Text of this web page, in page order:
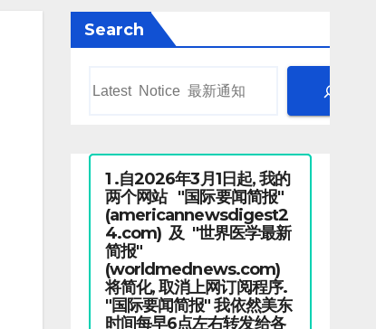
Search
1 .自2026年3月1日起, 我的
两个网站 "国际要闻简报"
(americannewsdigest2
4.com) 及 "世界医学最新
简报"
(worldmednews.com)
将简化, 取消上网订阅程序.
"国际要闻简报" 我依然美东
时间每早6点左右转发给各